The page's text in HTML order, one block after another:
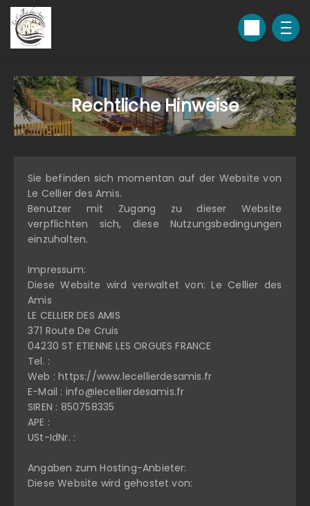
Rechtliche Hinweise
Sie befinden sich momentan auf der Website von
Le Cellier des Amis.
Benutzer mit Zugang zu dieser Website
verpflichten sich, diese Nutzungsbedingungen
einzuhalten.
Impressum:
Diese Website wird verwaltet von: Le Cellier des
Amis
LE CELLIER DES AMIS
371 Route De Cruis
04230 ST ETIENNE LES ORGUES FRANCE
Tel. :
Web : https://www.lecellierdesamis.fr
E-Mail : info@lecellierdesamis.fr
SIREN : 850758335
APE :
USt-IdNr. :
Angaben zum Hosting-Anbieter:
Diese Website wird gehostet von: